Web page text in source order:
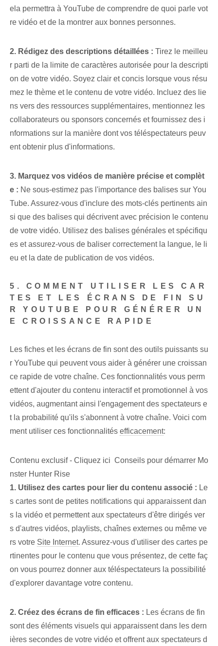
ela permettra à YouTube de comprendre de quoi parle vot
re vidéo et de la montrer aux bonnes personnes.
2. Rédigez des descriptions détaillées : Tirez le meilleu
r parti de la limite de caractères autorisée pour la descripti
on de votre vidéo. Soyez clair et concis lorsque vous résu
mez le thème et le contenu de votre vidéo. Incluez des lie
ns vers des ressources supplémentaires, mentionnez les
collaborateurs ou sponsors concernés et fournissez des i
nformations sur la manière dont vos téléspectateurs peuv
ent obtenir plus d'informations.
3. Marquez vos vidéos de manière précise et complèt
e : Ne sous-estimez pas l'importance des balises sur You
Tube. Assurez-vous d'inclure des mots-clés pertinents ain
si que des balises qui décrivent avec précision le contenu
de votre vidéo. Utilisez des balises générales et spécifiqu
es et assurez-vous de baliser correctement la langue, le li
eu et la date de publication de vos vidéos.
5. COMMENT UTILISER LES CAR
TES ET LES ÉCRANS DE FIN SU
R YOUTUBE POUR GÉNÉRER UN
E CROISSANCE RAPIDE
Les fiches et les écrans de fin sont des outils puissants su
r YouTube qui peuvent vous aider à générer une croissan
ce rapide de votre chaîne. Ces fonctionnalités vous perm
ettent d'ajouter du contenu interactif et promotionnel à vos
vidéos, augmentant ainsi l'engagement des spectateurs e
t la probabilité qu'ils s'abonnent à votre chaîne. Voici com
ment utiliser ces fonctionnalités efficacement:
Contenu exclusif - Cliquez ici Conseils pour démarrer Mo
nster Hunter Rise
1. Utilisez des cartes pour lier du contenu associé : Le
s cartes sont de petites notifications qui apparaissent dan
s la vidéo et permettent aux spectateurs d'être dirigés ver
s d'autres vidéos, playlists, chaînes externes ou même ve
rs votre Site Internet. Assurez-vous d'utiliser des cartes pe
rtinentes pour le contenu que vous présentez, de cette faç
on vous pourrez donner aux téléspectateurs la possibilité
d'explorer davantage votre contenu.
2. Créez des écrans de fin efficaces : Les écrans de fin
sont des éléments visuels qui apparaissent dans les dern
ières secondes de votre vidéo et offrent aux spectateurs d